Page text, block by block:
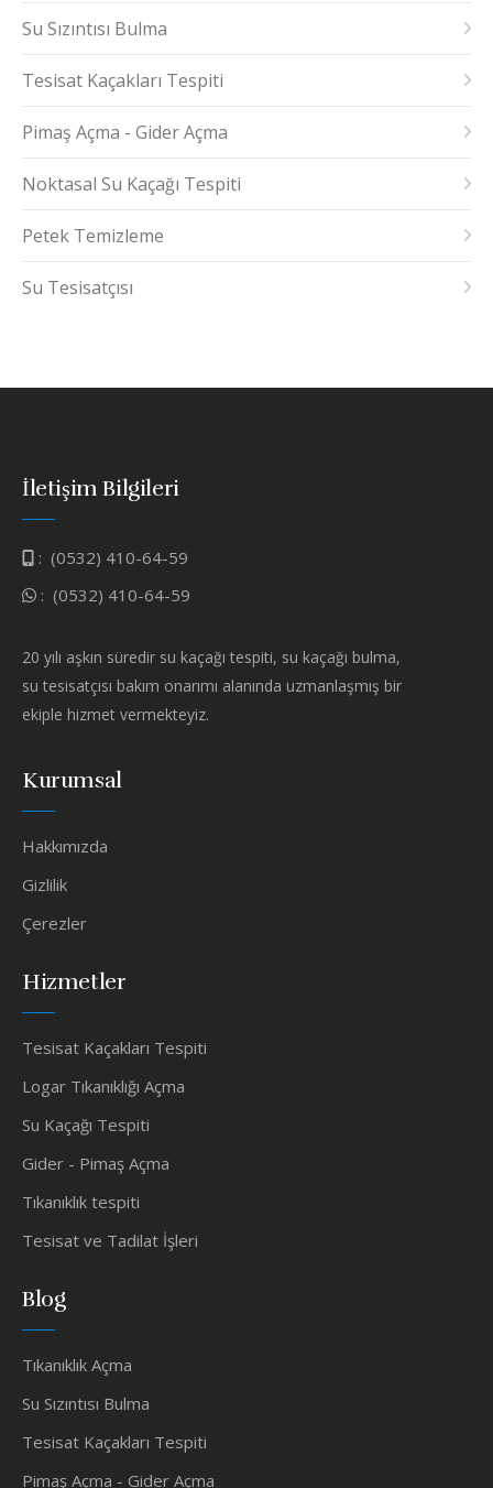
Su Sızıntısı Bulma
Tesisat Kaçakları Tespiti
Pimaş Açma - Gider Açma
Noktasal Su Kaçağı Tespiti
Petek Temizleme
Su Tesisatçısı
İletişim Bilgileri
: (0532) 410-64-59
: (0532) 410-64-59
20 yılı aşkın süredir su kaçağı tespiti, su kaçağı bulma,
su tesisatçısı bakım onarımı alanında uzmanlaşmış bir
ekiple hizmet vermekteyiz.
Kurumsal
Hakkımızda
Gizlilik
Çerezler
Hizmetler
Tesisat Kaçakları Tespiti
Logar Tıkanıklığı Açma
Su Kaçağı Tespiti
Gider - Pimaş Açma
Tıkanıklık tespiti
Tesisat ve Tadilat İşleri
Blog
Tıkanıklık Açma
Su Sızıntısı Bulma
Tesisat Kaçakları Tespiti
Pimaş Açma - Gider Açma